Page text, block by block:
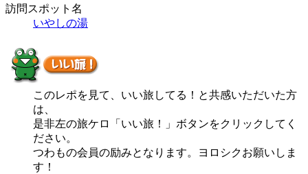
訪問スポット名
いやしの湯
このレポを見て、いい旅してる！と共感いただいた方
は、
是非左の旅ケロ「いい旅！」ボタンをクリックしてく
ださい。
つわもの会員の励みとなります。ヨロシクお願いしま
す！